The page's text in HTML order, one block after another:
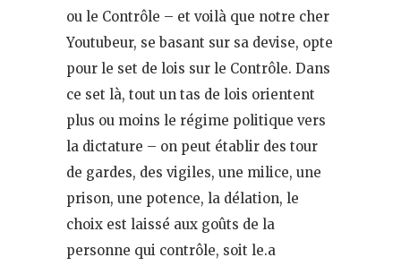
ou le Contrôle – et voilà que notre cher
Youtubeur, se basant sur sa devise, opte
pour le set de lois sur le Contrôle. Dans
ce set là, tout un tas de lois orientent
plus ou moins le régime politique vers
la dictature – on peut établir des tour
de gardes, des vigiles, une milice, une
prison, une potence, la délation, le
choix est laissé aux goûts de la
personne qui contrôle, soit le.a